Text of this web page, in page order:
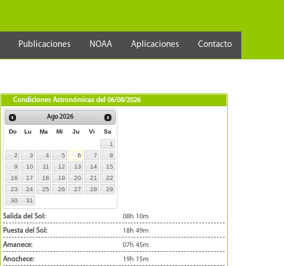
Publicaciones NOAA Aplicaciones Contacto
Condiciones Astronómicas del 06/08/2026
Ago2026
Do Lu Ma Mi Ju Vi
Sa
1
2
3 4 5 6 7
8
9
10 11 12 13 14
15
16
17 18 19 20 21
22
23
24 25 26 27 28
29
30
31
Salida del Sol:
08h 10m
Puesta del Sol:
18h 49m
Amanece:
07h 45m
Anochece:
19h 15m